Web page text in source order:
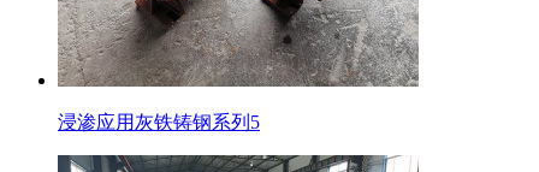
浸渗应用灰铁铸钢系列5